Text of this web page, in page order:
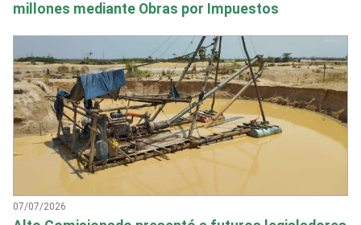
millones mediante Obras por Impuestos
07/07/2026